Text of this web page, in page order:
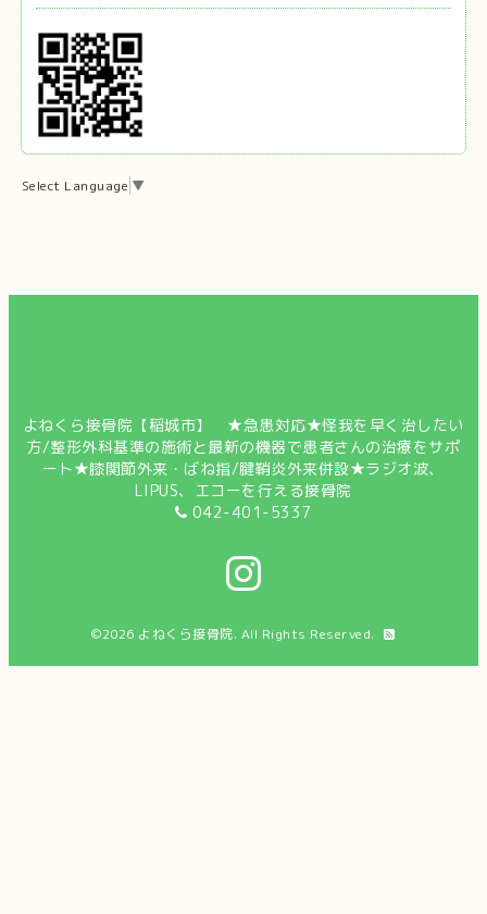
Select Language ▼
よねくら接骨院【稲城市】 ★急患対応★怪我を早く治したい
方/整形外科基準の施術と最新の機器で患者さんの治療をサポ
ート★膝関節外来・ばね指/腱鞘炎外来併設★ラジオ波、
LIPUS、エコーを行える接骨院
042-401-5337
©2026 よねくら接骨院. All Rights Reserved.